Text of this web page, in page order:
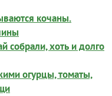
кочаны.
собрали, хоть и долго
огурцы, томаты,